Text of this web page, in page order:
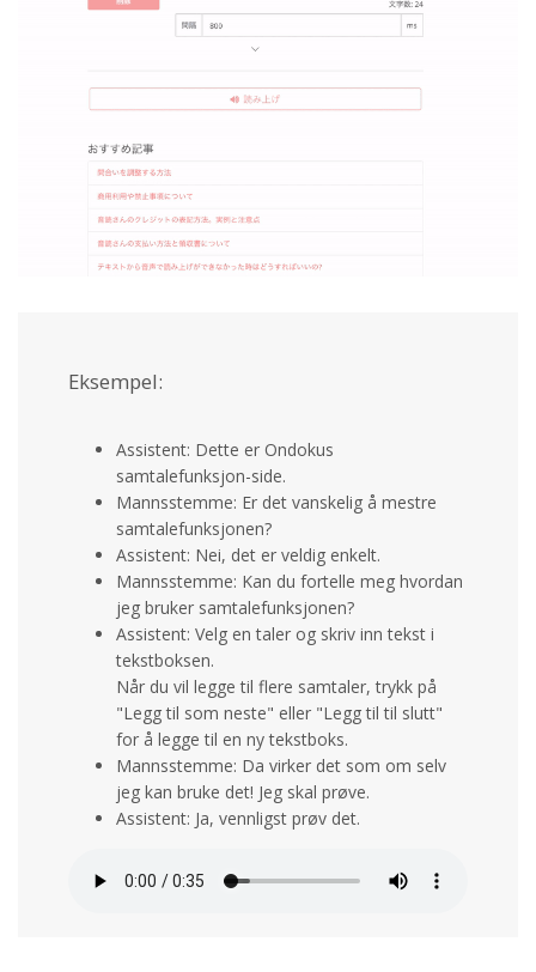
Eksempel:
Assistent: Dette er Ondokus
samtalefunksjon-side.
Mannsstemme: Er det vanskelig å mestre
samtalefunksjonen?
Assistent: Nei, det er veldig enkelt.
Mannsstemme: Kan du fortelle meg hvordan
jeg bruker samtalefunksjonen?
Assistent: Velg en taler og skriv inn tekst i
tekstboksen.
Når du vil legge til flere samtaler, trykk på
"Legg til som neste" eller "Legg til til slutt"
for å legge til en ny tekstboks.
Mannsstemme: Da virker det som om selv
jeg kan bruke det! Jeg skal prøve.
Assistent: Ja, vennligst prøv det.